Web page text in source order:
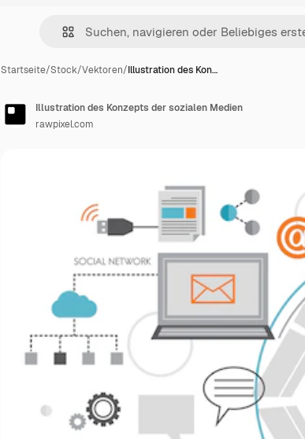
Startseite/Stock/Vektoren/Illustration des Kon…
Illustration des Konzepts der sozialen Medien
rawpixel.com